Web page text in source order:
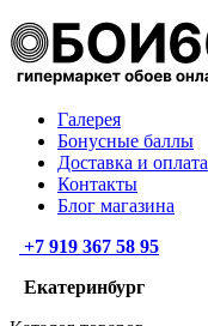
Галерея
Бонусные баллы
Доставка и оплата
Контакты
Блог магазина
+7 919 367 58 95
Екатеринбург